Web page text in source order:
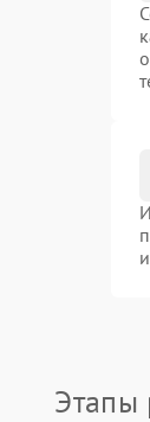
Этапы